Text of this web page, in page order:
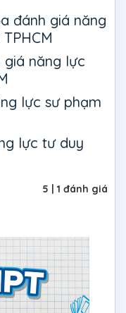
đánh giá năng
năng lực
lực sư phạm
lực tư duy
5 | 1 đánh giá